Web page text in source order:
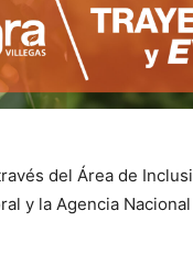
del Área de
y la Agencia